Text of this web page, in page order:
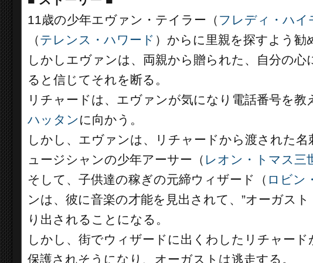
11歳の少年エヴァン・テイラー（ フレディ・ハイ
（テレンス・ハワード ）からに里親を探すよう勧
しかしエヴァンは、両親から贈られた、自分の
ると信じてそれを断る。
リチャードは、エヴァンが気になり電話番号を
ハッタン に向かう。
しかし、エヴァンは、リチャードから渡された
ュージシャンの少年アーサー（ レオン・トマス三
そして、子供達の稼ぎの元締ウィザード（ ロビン
ンは、彼に音楽の才能を見出されて、”オーガス
り出されることになる。
しかし、街でウィザードに出くわしたリチャー
保護されそうになり、オーガストは逃走する。